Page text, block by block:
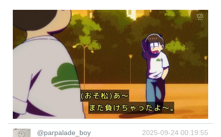
@parpalade_boy 2025-09-24 00:19:55